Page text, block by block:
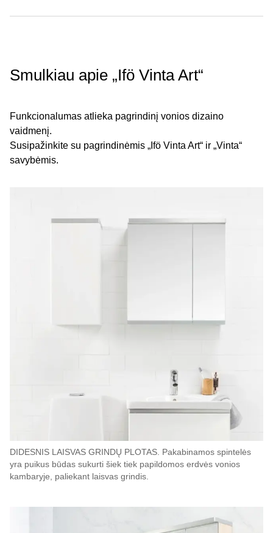
Smulkiau apie „Ifö Vinta Art“
Funkcionalumas atlieka pagrindinį vonios dizaino
vaidmenį.
Susipažinkite su pagrindinėmis „Ifö Vinta Art“ ir „Vinta“
savybėmis.
DIDESNIS LAISVAS GRINDŲ PLOTAS. Pakabinamos spintelės
yra puikus būdas sukurti šiek tiek papildomos erdvės vonios
kambaryje, paliekant laisvas grindis.